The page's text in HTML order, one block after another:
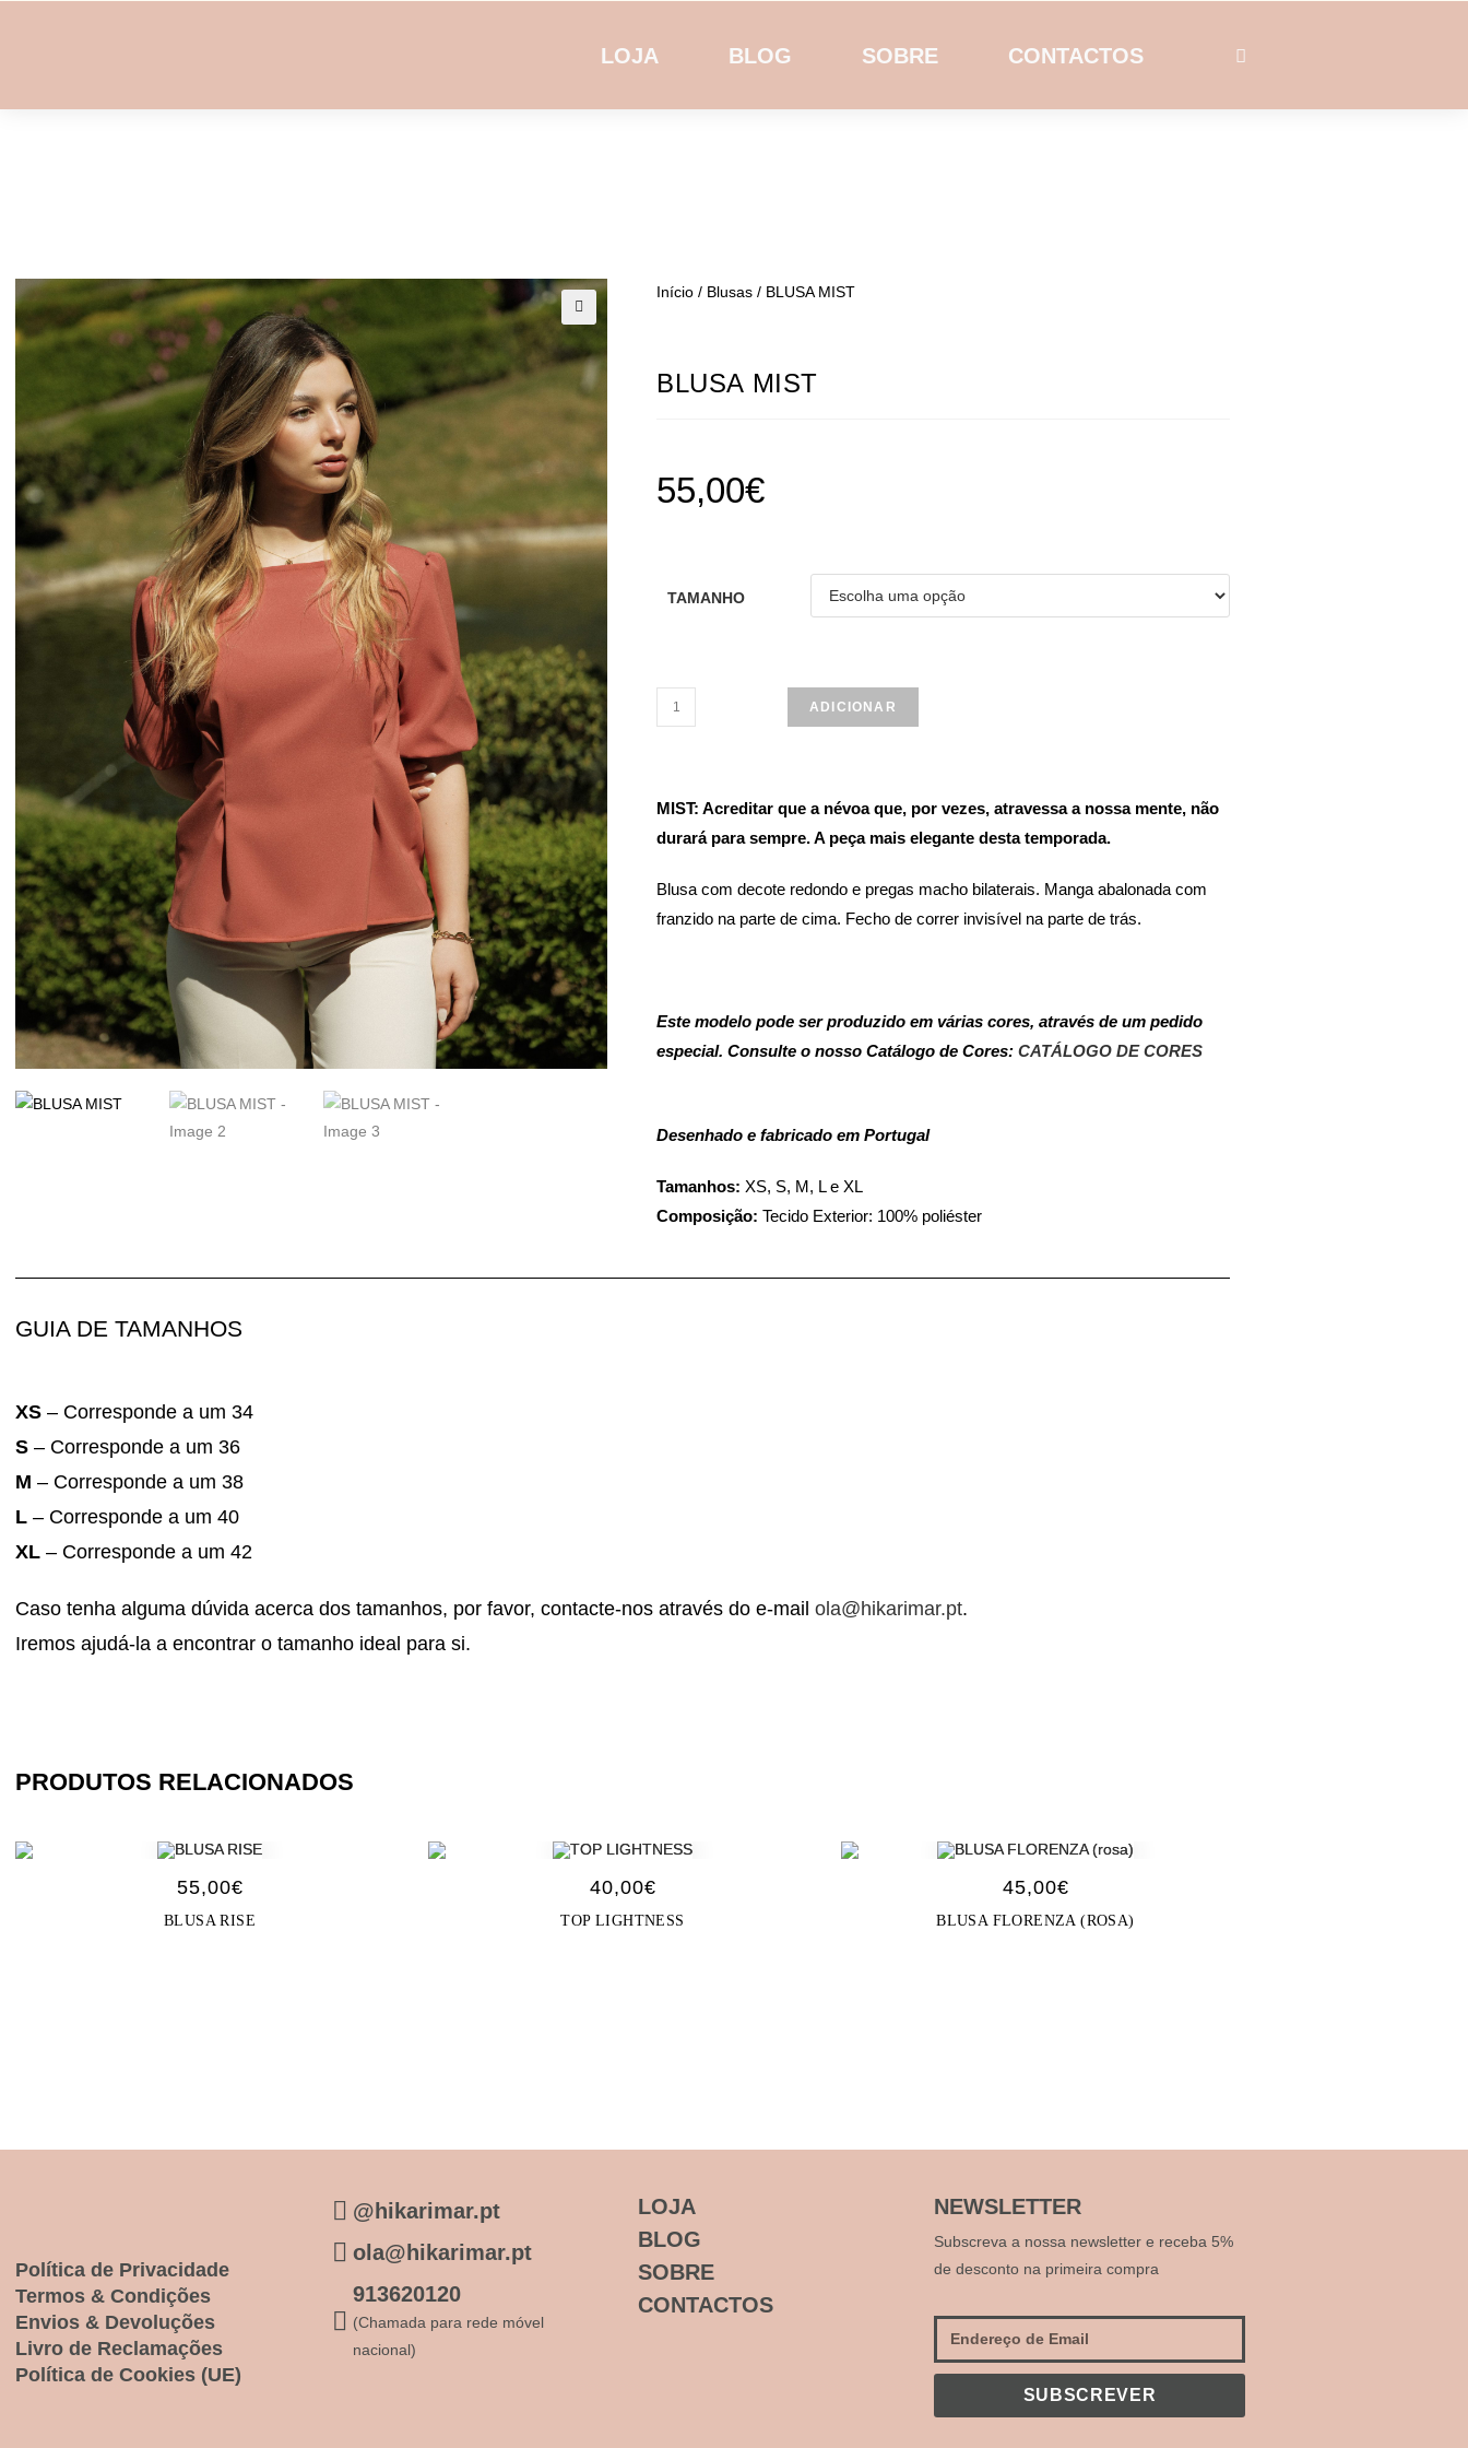
LOJA BLOG SOBRE CONTACTOS
Início / Blusas / BLUSA MIST
BLUSA MIST
55,00€
TAMANHO
ADICIONAR
MIST: Acreditar que a névoa que, por vezes, atravessa a nossa mente, não
durará para sempre. A peça mais elegante desta temporada.
Blusa com decote redondo e pregas macho bilaterais. Manga abalonada com
franzido na parte de cima. Fecho de correr invisível na parte de trás.
Este modelo pode ser produzido em várias cores, através de um pedido
especial. Consulte o nosso Catálogo de Cores: CATÁLOGO DE CORES
Desenhado e fabricado em Portugal
Tamanhos: XS, S, M, L e XL
Composição: Tecido Exterior: 100% poliéster
GUIA DE TAMANHOS
XS – Corresponde a um 34
S – Corresponde a um 36
M – Corresponde a um 38
L – Corresponde a um 40
XL – Corresponde a um 42
Caso tenha alguma dúvida acerca dos tamanhos, por favor, contacte-nos através do e-mail ola@hikarimar.pt.
Iremos ajudá-la a encontrar o tamanho ideal para si.
PRODUTOS RELACIONADOS
55,00€
BLUSA RISE
40,00€
TOP LIGHTNESS
45,00€
BLUSA FLORENZA (ROSA)
Política de Privacidade
Termos & Condições
Envios & Devoluções
Livro de Reclamações
Política de Cookies (UE)
@hikarimar.pt
ola@hikarimar.pt
913620120
(Chamada para rede móvel
nacional)
LOJA
BLOG
SOBRE
CONTACTOS
NEWSLETTER
Subscreva a nossa newsletter e receba 5%
de desconto na primeira compra
SUBSCREVER